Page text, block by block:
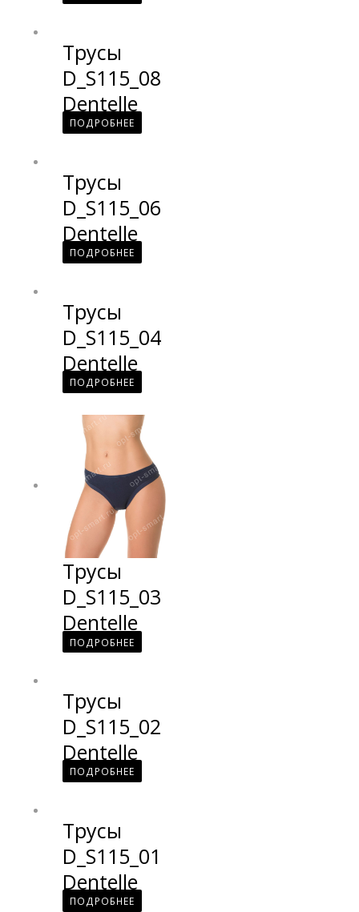
Трусы
D_S115_08
Dentelle
ПОДРОБНЕЕ
Трусы
D_S115_06
Dentelle
ПОДРОБНЕЕ
Трусы
D_S115_04
Dentelle
ПОДРОБНЕЕ
Трусы
D_S115_03
Dentelle
ПОДРОБНЕЕ
Трусы
D_S115_02
Dentelle
ПОДРОБНЕЕ
Трусы
D_S115_01
Dentelle
ПОДРОБНЕЕ